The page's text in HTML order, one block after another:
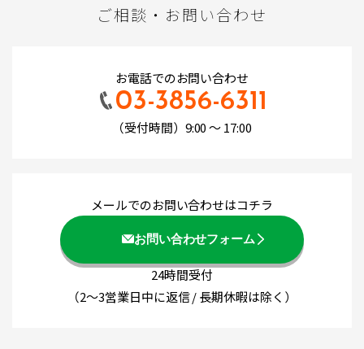
ご相談・お問い合わせ
お電話でのお問い合わせ
03-3856-6311
（受付時間）9:00 ～ 17:00
メールでのお問い合わせはコチラ
お問い合わせフォーム
24時間受付
（2～3営業日中に返信 / 長期休暇は除く）